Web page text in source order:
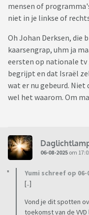
mensen of
niet in je linkse of
Oh Johan Derksen, die
kaarsengrap, uhm ja
eersten op nationale tv
begrijpt en dat Israël
wat er nu gebeurd. Niet
wel het waarom. Om
06-08-2025 om
Yumi schreef op 06-
[..]
Vond je dit spotten
toekomst van de